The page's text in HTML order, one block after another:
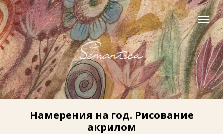
Намерения на год. Рисование
акрилом